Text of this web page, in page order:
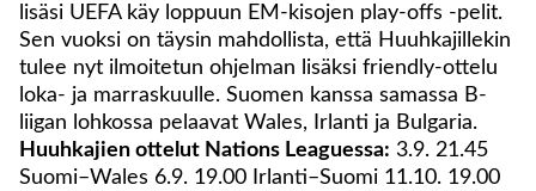
lisäsi UEFA käy loppuun EM-kisojen play-offs -pelit.
Sen vuoksi on täysin mahdollista, että Huuhkajillekin
tulee nyt ilmoitetun ohjelman lisäksi friendly-ottelu
loka- ja marraskuulle. Suomen kanssa samassa B-
liigan lohkossa pelaavat Wales, Irlanti ja Bulgaria.
Huuhkajien ottelut Nations Leaguessa: 3.9. 21.45
Suomi–Wales 6.9. 19.00 Irlanti–Suomi 11.10. 19.00